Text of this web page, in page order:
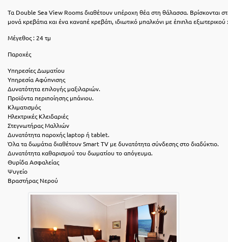
Τα Double Sea View Rooms διαθέτουν υπέροχη θέα στη θάλασσα. Βρίσκονται
μονά κρεβάτια και ένα καναπέ κρεβάτι, ιδιωτικό μπαλκόνι με έπιπλα
Μέγεθος : 24 τμ
Παροχές
Υπηρεσίες Δωματίου
Υπηρεσία Αφύπνισης
Δυνατότητα επιλογής μαξιλαριών.
Προϊόντα περιποίησης μπάνιου.
Κλιματισμός
Ηλεκτρικές Kλειδαριές
Στεγνωτήρας Μαλλιών
Δυνατότητα παροχής laptop ή tablet.
Όλα τα δωμάτια διαθέτουν Smart TV με δυνατότητα σύνδεσης στο διαδύκτιο.
Δυνατότητα καθαρισμού του δωματίου το απόγευμα.
Θυρίδα Ασφαλείας
Ψυγείο
Βραστήρας Nερού